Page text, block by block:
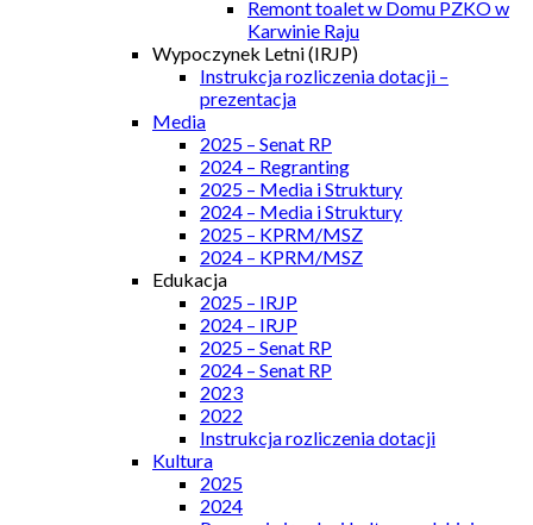
Remont toalet w Domu PZKO w
Karwinie Raju
Wypoczynek Letni (IRJP)
Instrukcja rozliczenia dotacji –
prezentacja
Media
2025 – Senat RP
2024 – Regranting
2025 – Media i Struktury
2024 – Media i Struktury
2025 – KPRM/MSZ
2024 – KPRM/MSZ
Edukacja
2025 – IRJP
2024 – IRJP
2025 – Senat RP
2024 – Senat RP
2023
2022
Instrukcja rozliczenia dotacji
Kultura
2025
2024